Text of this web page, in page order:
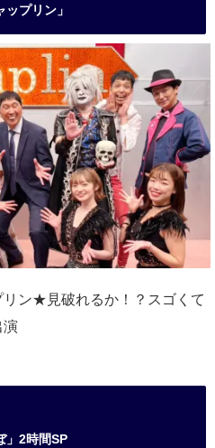
プリン」
リン★見破れるか！？スゴくて
演
」2時間SP